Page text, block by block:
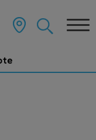
DIGITAL?